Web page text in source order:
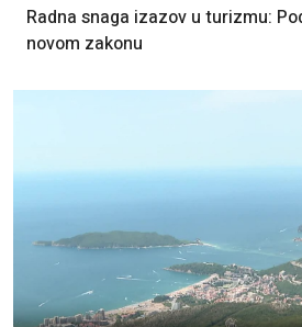
Radna snaga izazov u turizmu:
novom zakonu